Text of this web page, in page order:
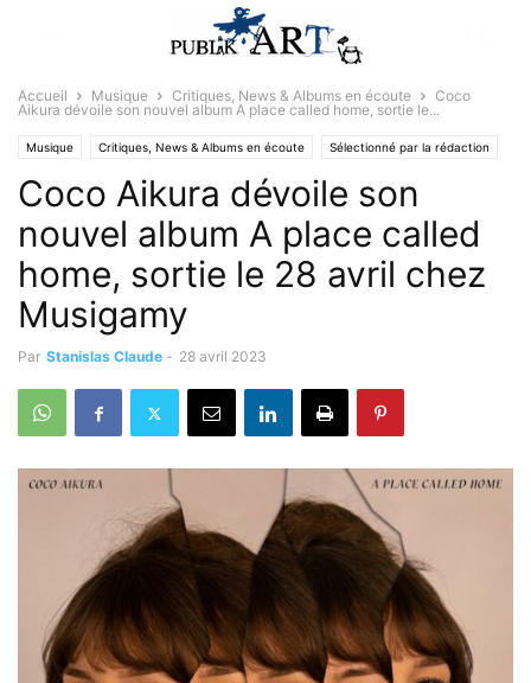
Accueil Musique Critiques, News & Albums en écoute
Coco
Aikura dévoile son nouvel album A place called home, sortie le...
Musique Critiques, News & Albums en écoute Sélectionné par la rédaction
Coco Aikura dévoile son
nouvel album A place called
home, sortie le 28 avril chez
Musigamy
Par Stanislas Claude - 28 avril 2023